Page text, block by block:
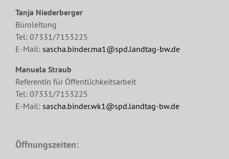
Tanja Niederberger
Büroleitung
Tel: 07331/7153225
E-Mail: sascha.binder.ma1@spd.landtag-bw.de
Manuela Straub
Referentin für Öffentlichkeitsarbeit
Tel: 07331/7153225
E-Mail: sascha.binder.wk1@spd.landtag-bw.de
Öffnungszeiten: